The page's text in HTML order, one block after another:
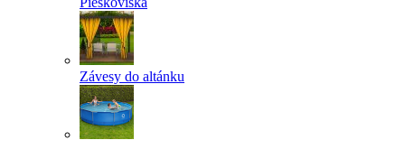
Závesy do altánku